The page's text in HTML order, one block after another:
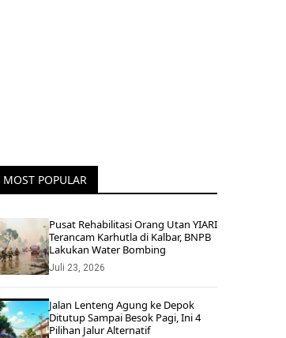
MOST POPULAR
Pusat Rehabilitasi Orang Utan YIARI
Terancam Karhutla di Kalbar, BNPB
Lakukan Water Bombing
Juli 23, 2026
Jalan Lenteng Agung ke Depok
Ditutup Sampai Besok Pagi, Ini 4
Pilihan Jalur Alternatif